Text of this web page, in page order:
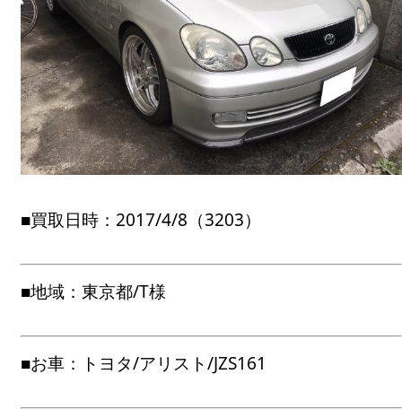
■買取日時：2017/4/8（3203）
■地域：東京都/T様
■お車：トヨタ/アリスト/JZS161